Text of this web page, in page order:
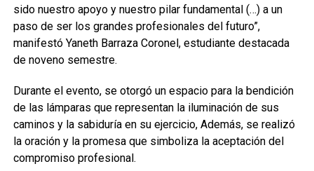
sido nuestro apoyo y nuestro pilar fundamental (…) a un
paso de ser los grandes profesionales del futuro”,
manifestó Yaneth Barraza Coronel, estudiante destacada
de noveno semestre.
Durante el evento, se otorgó un espacio para la bendición
de las lámparas que representan la iluminación de sus
caminos y la sabiduría en su ejercicio, Además, se realizó
la oración y la promesa que simboliza la aceptación del
compromiso profesional.